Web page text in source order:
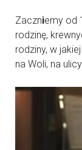
Zaczniemy od
rodzinę,
rodziny, w
na Woli, na